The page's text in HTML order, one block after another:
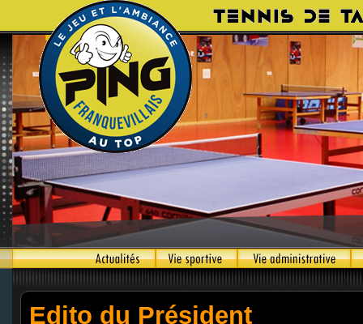
Edito du Président